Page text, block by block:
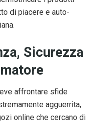
di piacere e auto-
Sicurezza
affrontare sfide
agguerrita,
online che cercano di